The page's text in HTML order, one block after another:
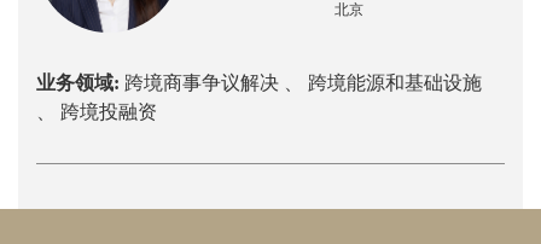
北京
业务领域: 跨境商事争议解决 、
跨境能源和基础设施
跨境投融资